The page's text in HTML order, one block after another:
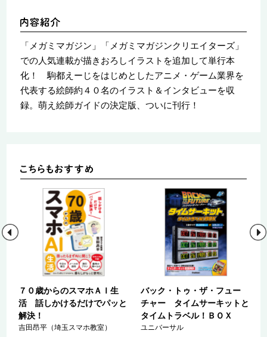
「メガミマガジン」「メガミマガジンクリエイターズ」
での人気連載が描きおろしイラストを追加して単行本
化！ 駒都えーじをはじめとしたアニメ・ゲーム業界を
代表する絵師約４０名のイラスト＆インタビューを収
録。萌え絵師ガイドの決定版、ついに刊行！
７０歳からのスマホＡＩ生
活 話しかけるだけでパッと
解決！
吉田昂平（埼玉スマホ教室）
バック・トゥ・ザ・フュー
チャー タイムサーキットと
タイムトラベル！ＢＯＸ
ユニバーサル